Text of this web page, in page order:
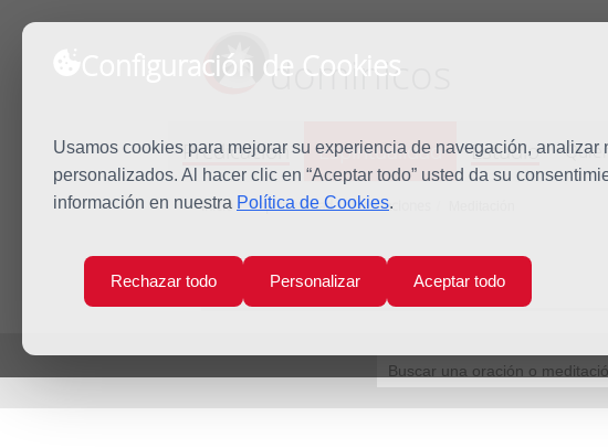
Configuración de Cookies
Usamos cookies para mejorar su experiencia de navegación,
personalizados. Al hacer clic en “Aceptar todo” usted da su
información en nuestra Política de Cookies.
Rechazar todo Personalizar Aceptar todo
dominicos
Predicación Espiritualidad Estudio
Inicio Espiritualidad Meditaciones